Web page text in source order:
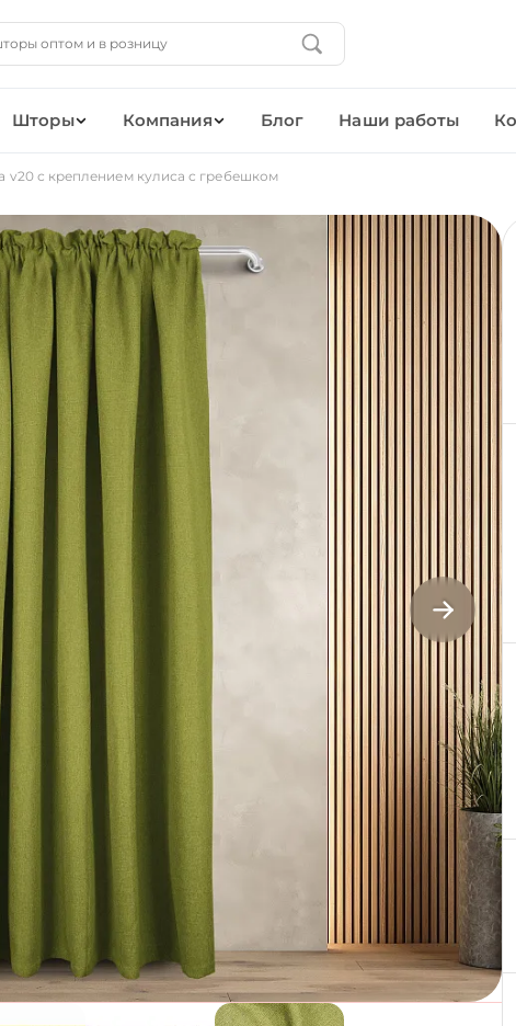
Шторы Компания Блог Наши работы
с креплением кулиса с гребешком